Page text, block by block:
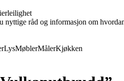
nyttige råd og informasjon om
LysMøblerMålerKjøkken